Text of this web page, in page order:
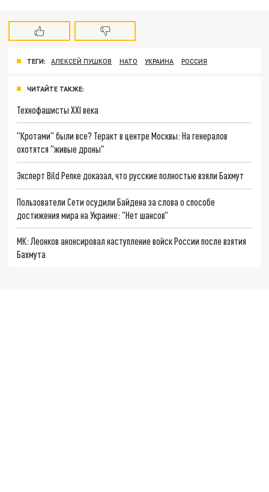
ТЕГИ: АЛЕКСЕЙ ПУШКОВ НАТО УКРАИНА РОССИЯ
ЧИТАЙТЕ ТАКЖЕ:
Технофашисты XXI века
"Кротами" были все? Теракт в центре Москвы: На генералов
охотятся "живые дроны"
Эксперт Bild Репке доказал, что русские полностью взяли Бахмут
Пользователи Сети осудили Байдена за слова о способе
достижения мира на Украине: "Нет шансов"
МК: Леонков анонсировал наступление войск России после взятия
Бахмута